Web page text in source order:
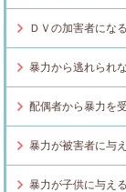
ＤＶの加害者にな
暴力から逃れられ
配偶者から暴力を
暴力が被害者に与
暴力が子供に与え